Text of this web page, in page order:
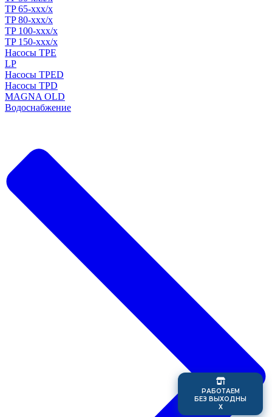
TP 65-xxx/x
TP 80-xxx/x
TP 100-xxx/x
TP 150-xxx/x
Насосы TPE
LP
Насосы TPED
Насосы TPD
MAGNA OLD
Водоснабжение
РАБОТАЕМ
БЕЗ ВЫХОДНЫ
Х